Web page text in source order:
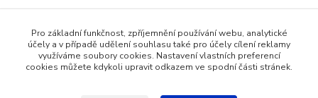
Zboží zařazeno v kategoriích
Dámská obuv - SANTÉ
Pro základní funkčnost, zpříjemnění používání webu, analytické
účely a v případě udělení souhlasu také pro účely cílení reklamy
využíváme soubory cookies. Nastavení vlastních preferencí
cookies můžete kdykoli upravit odkazem ve spodní části stránek.